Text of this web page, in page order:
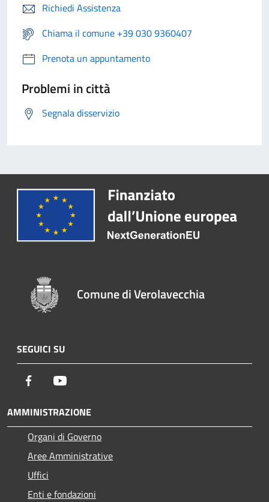
Richiedi Assistenza
Chiama il comune +39 030 9360407
Prenota un appuntamento
Problemi in città
Segnala disservizio
Comune di Verolavecchia
SEGUICI SU
Facebook
AMMINISTRAZIONE
Organi di Governo
Aree Amministrative
Uffici
Enti e fondazioni